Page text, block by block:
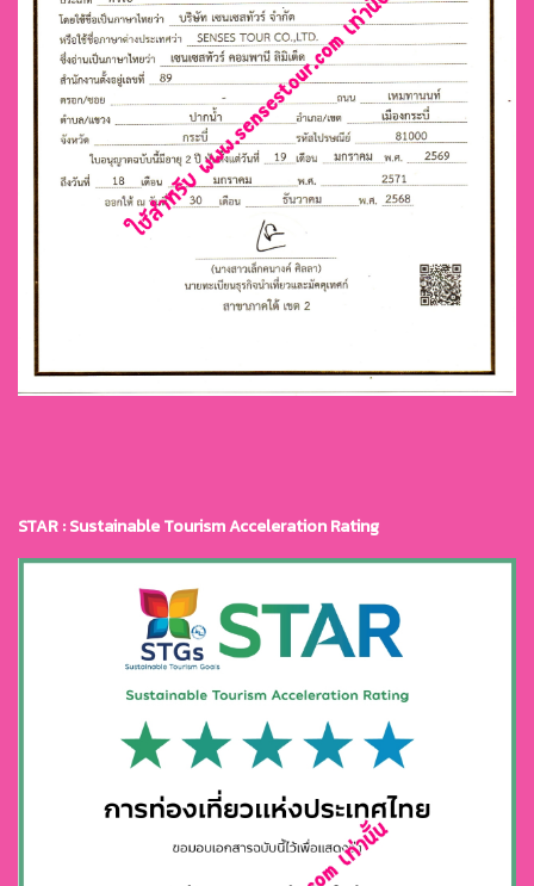
STAR : Sustainable Tourism Acceleration Rating